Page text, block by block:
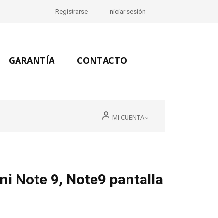
Registrarse Iniciar sesión
GARANTÍA CONTACTO
MI CUENTA
Note 9, Note9 pantalla